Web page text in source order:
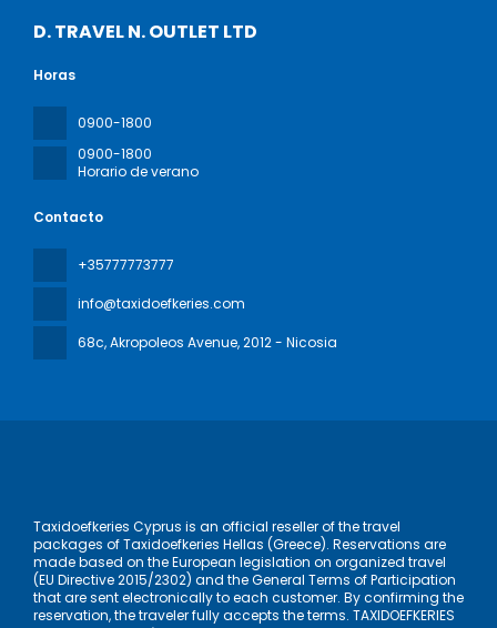
D. TRAVEL N. OUTLET LTD
Contacto
+35777773777
info@taxidoefkeries.com
68c, Akropoleos Avenue, 2012 - Nicosia
Horas
0900-1800
0900-1800
Horario de verano
Taxidoefkeries Cyprus is an official reseller of the travel
packages of Taxidoefkeries Hellas (Greece). Reservations are
made based on the European legislation on organized travel
(EU Directive 2015/2302) and the General Terms of Participation
that are sent electronically to each customer. By confirming the
reservation, the traveler fully accepts the terms. TAXIDOEFKERIES